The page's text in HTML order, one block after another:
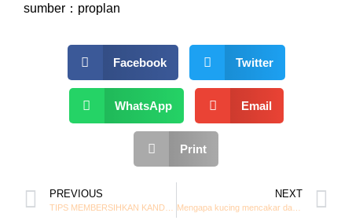
sumber：proplan
Facebook Twitter
WhatsApp Email
Print
PREVIOUS NEXT
Mengapa kucing mencakar dan menggigit?